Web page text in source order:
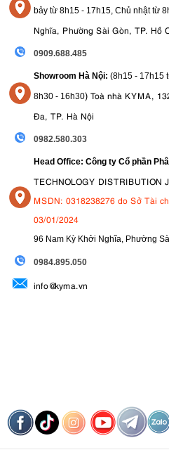
bảy từ 8h15 - 17h15, Chủ nhật từ 8
Nghĩa, Phường Sài Gòn, TP. Hồ
0909.688.485
Showroom Hà Nội: (8h15 - 17h15
8h30 - 16h30) Toà nhà KYMA,
Đa, TP. Hà Nội
0982.580.303
Head Office: Công ty Cổ phần
TECHNOLOGY DISTRIBUTION
MSDN: 0318238276 do Sở Tài
03/01/2024
96 Nam Kỳ Khởi Nghĩa, Phường
0984.895.050
info@kyma.vn